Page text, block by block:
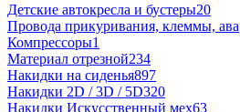
Детские автокресла и бустеры20
Провода прикуривания, клеммы,
Компрессоры1
Материал отрезной234
Накидки на сиденья897
Накидки 2D / 3D / 5D320
Накидки Искусственный мех63